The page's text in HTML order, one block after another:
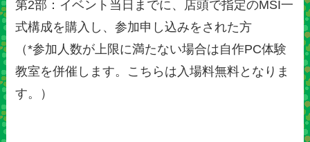
第2部：イベント当日までに、店頭で指定のMSI一
式構成を購入し、参加申し込みをされた方
（*参加人数が上限に満たない場合は自作PC体験
教室を併催します。こちらは入場料無料となりま
す。）